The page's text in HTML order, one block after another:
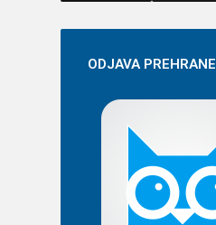
ODJAVAPREHRANE